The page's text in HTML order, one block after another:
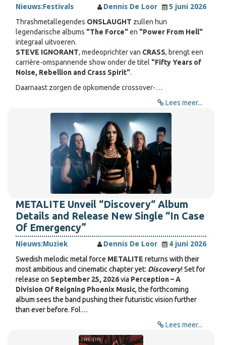
Nieuws:Festivals Dennis De Loor
5 juni 2026
Thrashmetallegendes ONSLAUGHT zullen hun
legendarische albums "The Force"en "Power From Hell"
integraal uitvoeren.
STEVE IGNORANT, medeoprichter van CRASS, brengt een
carrière-omspannende show onder de titel "Fifty Years of
Noise, Rebellion and Crass Spirit".
Daarnaast zorgen de opkomende crossover-…
Lees meer...
METALITE Unveil “Discovery“ Album
Details and Release New Single “In Case
Of Emergency”
Nieuws:Muziek Dennis De Loor
4 juni 2026
Swedish melodic metal force METALITE returns with their
most ambitious and cinematic chapter yet: Discovery! Set for
release on September 25, 2026via Perception – A
Division Of Reigning Phoenix Music, the forthcoming
album sees the band pushing their futuristic vision further
than ever before. Fol…
Lees meer...